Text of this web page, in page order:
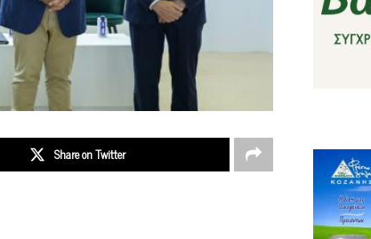
Share on Twitter